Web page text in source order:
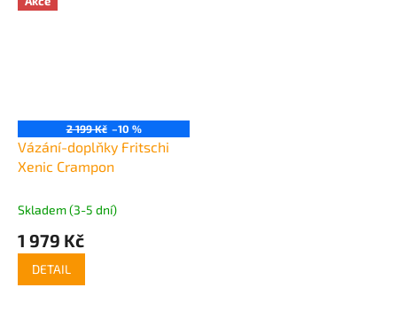
2 199 Kč –10 %
Vázání-doplňky Fritschi
Xenic Crampon
Skladem (3-5 dní)
1 979 Kč
DETAIL